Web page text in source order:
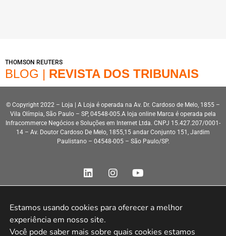
THOMSON REUTERS
BLOG | REVISTA DOS TRIBUNAIS
© Copyright 2022 – Loja | A Loja é operada na Av. Dr. Cardoso de Melo, 1855 –
Vila Olímpia, São Paulo – SP, 04548-005.A loja online Marca é operada pela
Infracommerce Negócios e Soluções em Internet Ltda. CNPJ 15.427.207/0001-
14 – Av. Doutor Cardoso De Melo, 1855,15 andar Conjunto 151, Jardim
Paulistano – 04548-005 – São Paulo/SP.
Estamos usando cookies para oferecer a melhor
experiência em nosso site.
Você pode saber mais sobre quais cookies estamos